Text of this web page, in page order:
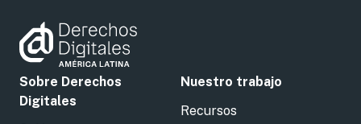
Sobre Derechos
Digitales
Nuestro trabajo
Recursos